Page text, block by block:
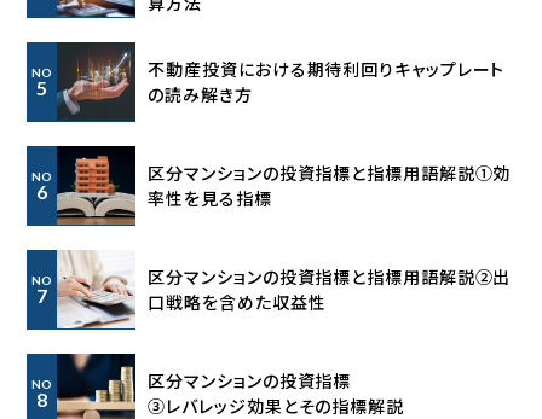
NO
5
不動産投資における期待利回りキャップレート
の読み解き方
NO
6
区分マンションの投資指標と指標用語解説①効
率性を見る指標
NO
7
区分マンションの投資指標と指標用語解説②出
口戦略を含めた収益性
NO
8
区分マンションの投資指標
③レバレッジ効果とその指標解説